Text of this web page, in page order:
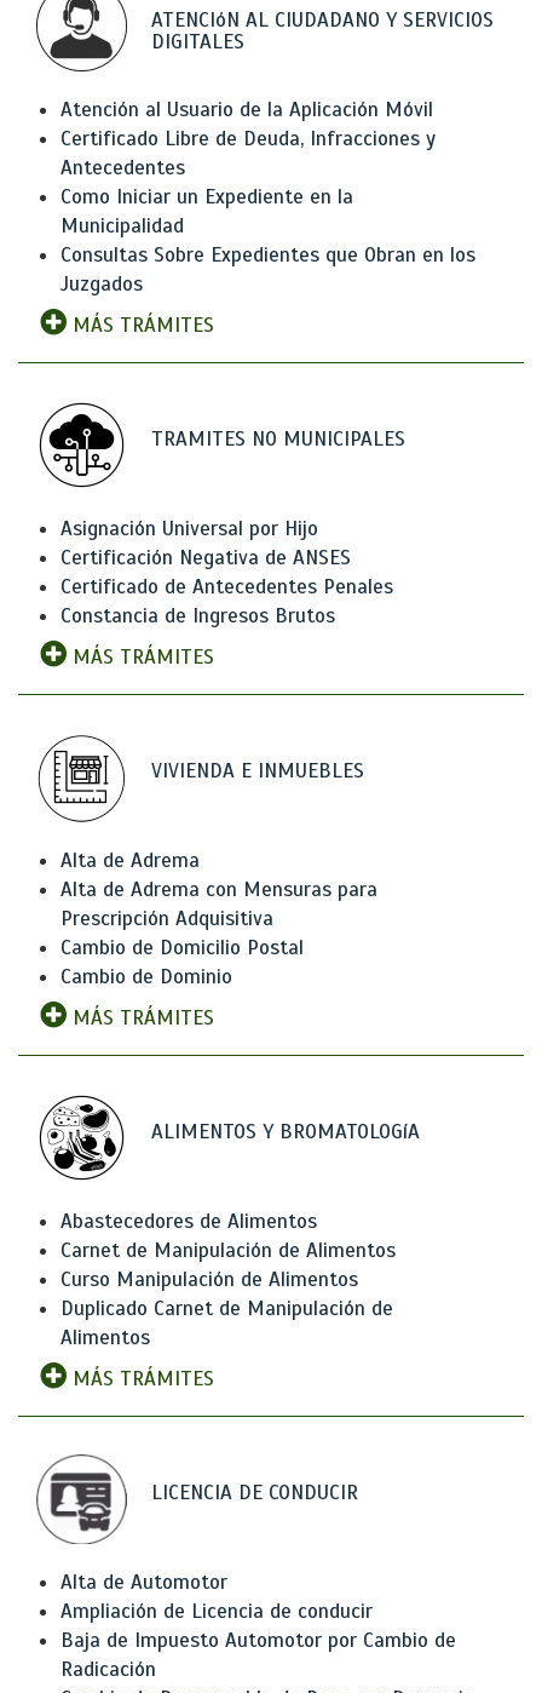
ATENCIóN AL CIUDADANO Y SERVICIOS
DIGITALES
Atención al Usuario de la Aplicación Móvil
Certificado Libre de Deuda, Infracciones y
Antecedentes
Como Iniciar un Expediente en la
Municipalidad
Consultas Sobre Expedientes que Obran en los
Juzgados
MÁS TRÁMITES
TRAMITES NO MUNICIPALES
Asignación Universal por Hijo
Certificación Negativa de ANSES
Certificado de Antecedentes Penales
Constancia de Ingresos Brutos
MÁS TRÁMITES
VIVIENDA E INMUEBLES
Alta de Adrema
Alta de Adrema con Mensuras para
Prescripción Adquisitiva
Cambio de Domicilio Postal
Cambio de Dominio
MÁS TRÁMITES
ALIMENTOS Y BROMATOLOGíA
Abastecedores de Alimentos
Carnet de Manipulación de Alimentos
Curso Manipulación de Alimentos
Duplicado Carnet de Manipulación de
Alimentos
MÁS TRÁMITES
LICENCIA DE CONDUCIR
Alta de Automotor
Ampliación de Licencia de conducir
Baja de Impuesto Automotor por Cambio de
Radicación